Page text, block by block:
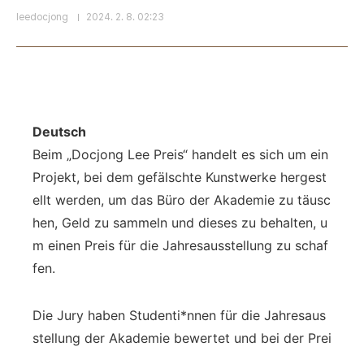
leedocjong 2024. 2. 8. 02:23
Deutsch
Beim „Docjong Lee Preis“ handelt es sich um ein
Projekt, bei dem gefälschte Kunstwerke hergest
ellt werden, um das Büro der Akademie zu täusc
hen, Geld zu sammeln und dieses zu behalten, u
m einen Preis für die Jahresausstellung zu schaf
fen.
Die Jury haben Studenti*nnen für die Jahresaus
stellung der Akademie bewertet und bei der Prei